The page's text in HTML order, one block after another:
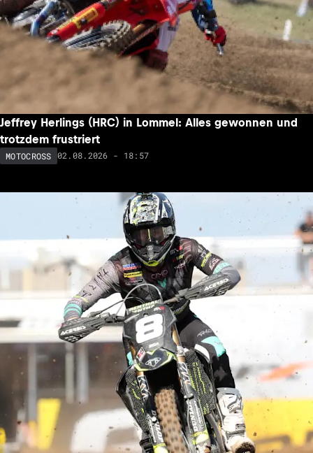
Jeffrey Herlings (HRC) in Lommel: Alles gewonnen und
trotzdem frustriert
MOTOCROSS 02.08.2026 - 18:57